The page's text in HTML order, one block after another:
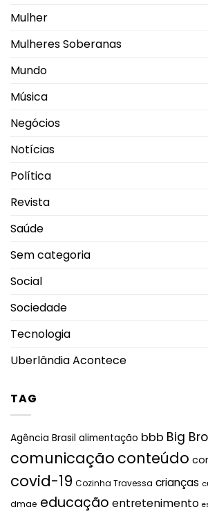
Mulher
Mulheres Soberanas
Mundo
Música
Negócios
Notícias
Política
Revista
Saúde
Sem categoria
Social
Sociedade
Tecnologia
Uberlândia Acontece
TAG
Agência Brasil alimentação bbb Big
comunicação conteúdo
covid-19 Cozinha Travessa crianças
dmae educação entretenimento